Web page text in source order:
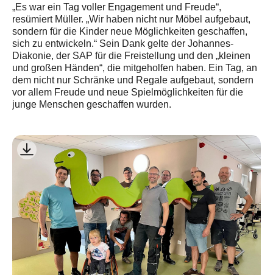
„Es war ein Tag voller Engagement und Freude“,
resümiert Müller. „Wir haben nicht nur Möbel aufgebaut,
sondern für die Kinder neue Möglichkeiten geschaffen,
sich zu entwickeln.“ Sein Dank gelte der Johannes-
Diakonie, der SAP für die Freistellung und den „kleinen
und großen Händen“, die mitgeholfen haben. Ein Tag, an
dem nicht nur Schränke und Regale aufgebaut, sondern
vor allem Freude und neue Spielmöglichkeiten für die
junge Menschen geschaffen wurden.